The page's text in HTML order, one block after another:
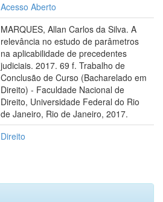
Acesso Aberto
MARQUES, Allan Carlos da Silva. A
relevância no estudo de parâmetros
na aplicabilidade de precedentes
judiciais. 2017. 69 f. Trabalho de
Conclusão de Curso (Bacharelado em
Direito) - Faculdade Nacional de
Direito, Universidade Federal do Rio
de Janeiro, Rio de Janeiro, 2017.
Direito